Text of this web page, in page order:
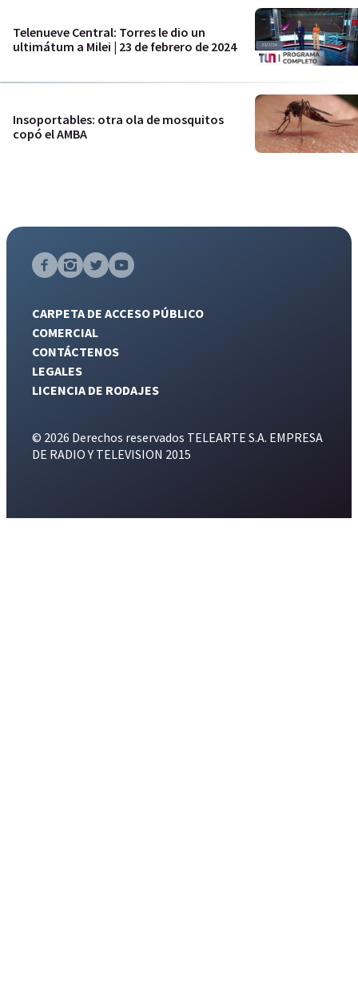
Telenueve Central: Torres le dio un
ultimátum a Milei | 23 de febrero de 2024
Insoportables: otra ola de mosquitos
copó el AMBA
CARPETA DE ACCESO PÚBLICO
COMERCIAL
CONTÁCTENOS
LEGALES
LICENCIA DE RODAJES
© 2026 Derechos reservados TELEARTE S.A. EMPRESA
DE RADIO Y TELEVISION 2015